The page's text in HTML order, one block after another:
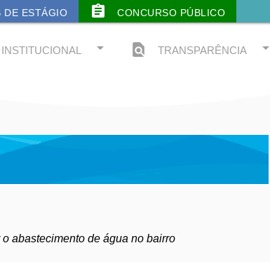
assignment CONCURSO PÚBLICO
DE ESTÁGIO
INSTITUCIONAL arrow_drop_down find_in_page TRANSPARÊNCIA arrow_drop_down
abastecimento de água no bairro